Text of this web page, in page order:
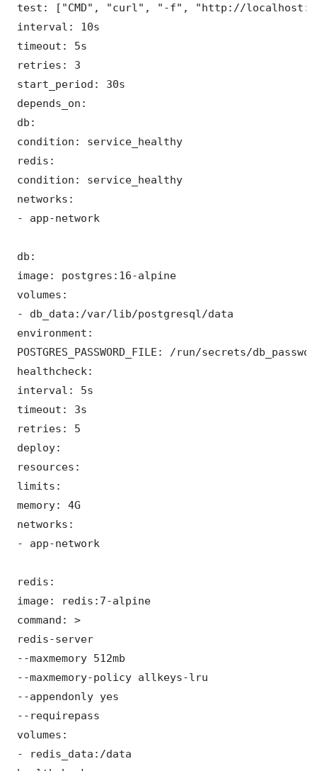
test: ["CMD", "curl", "-f", "http://
interval: 10s
timeout: 5s
retries: 3
start_period: 30s
depends_on:
db:
condition: service_healthy
redis:
condition: service_healthy
networks:
- app-network
db:
image: postgres:16-alpine
volumes:
- db_data:/var/lib/postgresql/data
environment:
POSTGRES_PASSWORD_FILE: /run/secrets/
healthcheck:
interval: 5s
timeout: 3s
retries: 5
deploy:
resources:
limits:
memory: 4G
networks:
- app-network
redis:
image: redis:7-alpine
command: >
redis-server
--maxmemory 512mb
--maxmemory-policy allkeys-lru
--appendonly yes
--requirepass
volumes:
- redis_data:/data